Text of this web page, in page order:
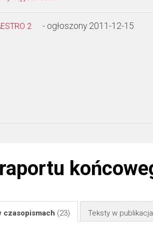
2 - ogłoszony 2011-12-15
czasopismach (23) Teksty w